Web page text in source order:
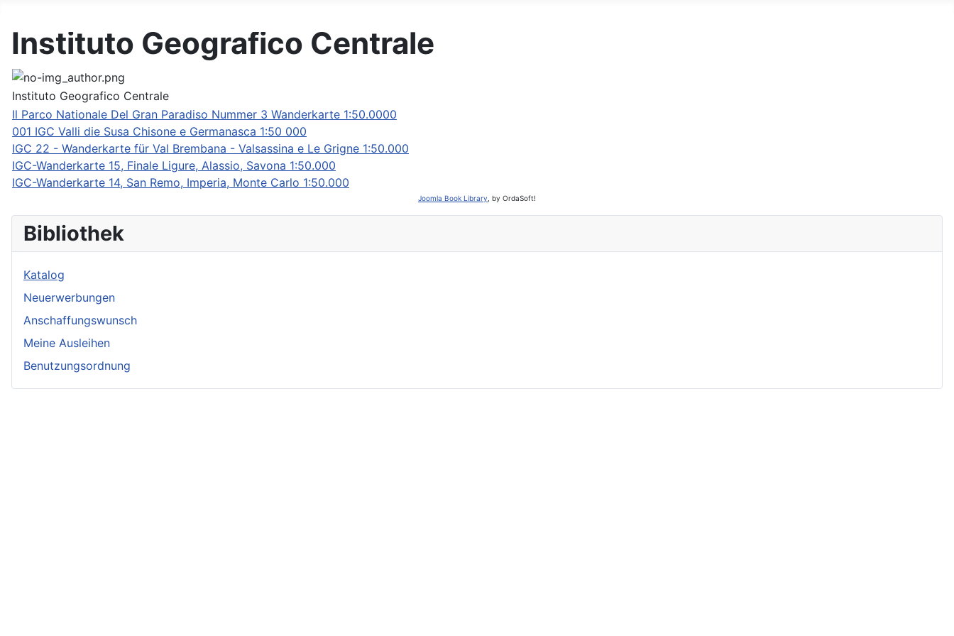
Instituto Geografico Centrale
Instituto Geografico Centrale
Il Parco Nationale Del Gran Paradiso Nummer 3 Wanderkarte 1:50.0000
001 IGC Valli die Susa Chisone e Germanasca 1:50 000
IGC 22 - Wanderkarte für Val Brembana - Valsassina e Le Grigne 1:50.000
IGC-Wanderkarte 15, Finale Ligure, Alassio, Savona 1:50.000
IGC-Wanderkarte 14, San Remo, Imperia, Monte Carlo 1:50.000
Joomla Book Library , by OrdaSoft!
Bibliothek
Katalog
Neuerwerbungen
Anschaffungswunsch
Meine Ausleihen
Benutzungsordnung